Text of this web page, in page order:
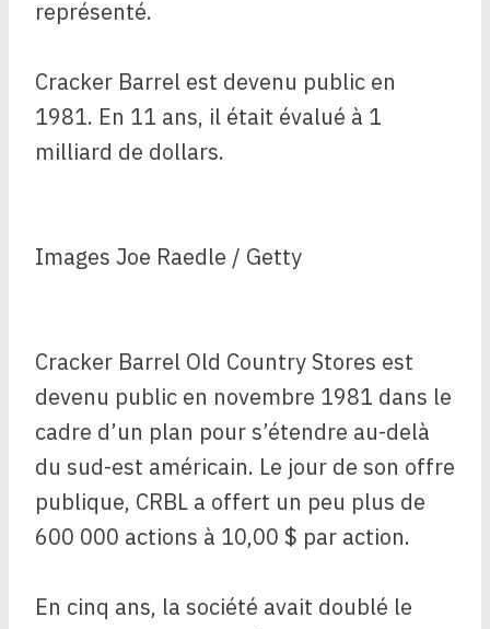
Cracker Barrel est devenu public en
1981. En 11 ans, il était évalué à 1
milliard de dollars.
Images Joe Raedle / Getty
Cracker Barrel Old Country Stores est
devenu public en novembre 1981 dans le
cadre d’un plan pour s’étendre au-delà
du sud-est américain. Le jour de son offre
publique, CRBL a offert un peu plus de
600 000 actions à 10,00 $ par action.
En cinq ans, la société avait doublé le